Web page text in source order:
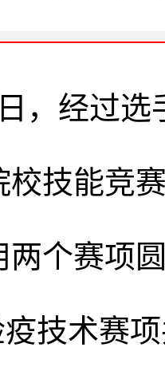
，经过选
校技能竞
两个赛项
技术赛